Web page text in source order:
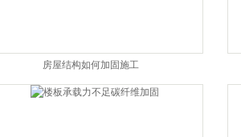
房屋结构如何加固施工